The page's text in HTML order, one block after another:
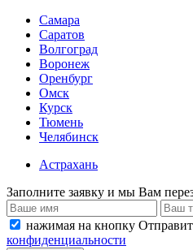
Самара
Саратов
Волгоград
Воронеж
Оренбург
Омск
Курск
Тюмень
Челябинск
Астрахань
Заполните заявку и мы Вам
нажимая на кнопку
конфиденциальности